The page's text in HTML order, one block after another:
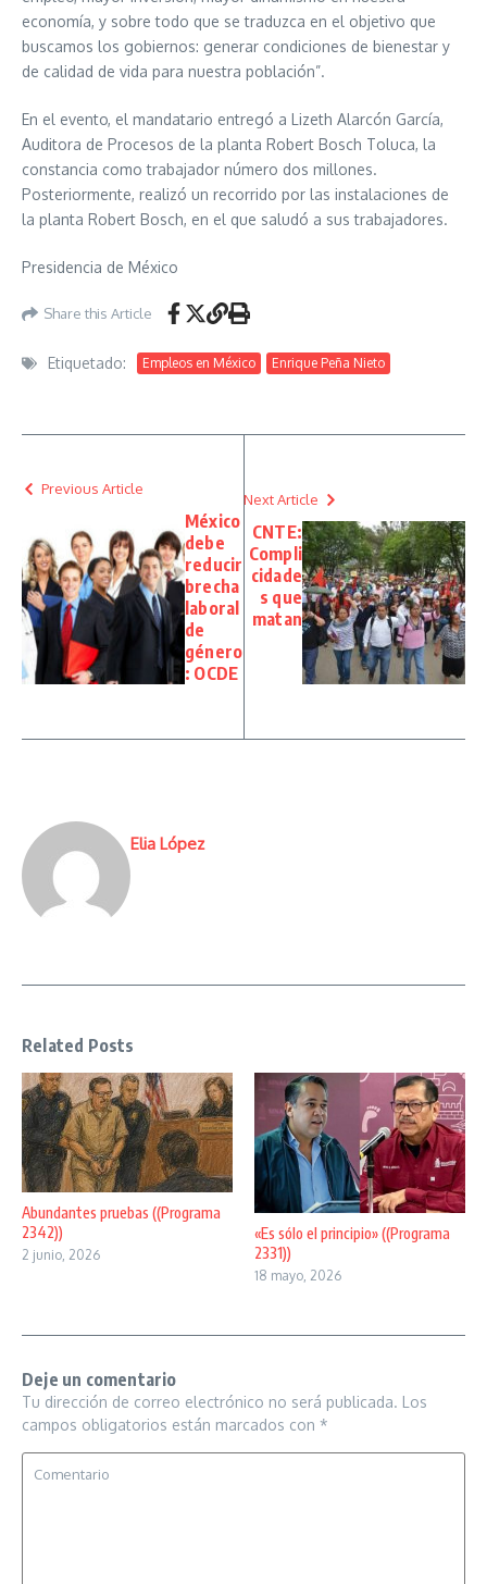
economía, y sobre todo que se traduzca en el objetivo que
buscamos los gobiernos: generar condiciones de bienestar y
de calidad de vida para nuestra población”.
En el evento, el mandatario entregó a Lizeth Alarcón García,
Auditora de Procesos de la planta Robert Bosch Toluca, la
constancia como trabajador número dos millones.
Posteriormente, realizó un recorrido por las instalaciones de
la planta Robert Bosch, en el que saludó a sus trabajadores.
Presidencia de México
Share this Article
Etiquetado: Empleos en México Enrique Peña Nieto
Previous Article
México
debe
reducir
brecha
laboral
de
género
: OCDE
Next Article
CNTE:
Compli
cidade
s que
matan
Elia López
Related Posts
Abundantes pruebas ((Programa
2342))
2 junio, 2026
«Es sólo el principio» ((Programa
2331))
18 mayo, 2026
Deje un comentario
Tu dirección de correo electrónico no será publicada. Los
campos obligatorios están marcados con *